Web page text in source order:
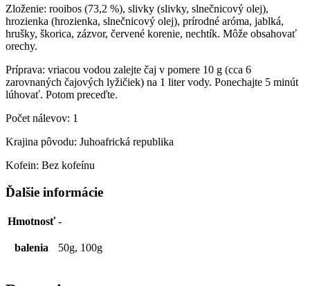
Zloženie: rooibos (73,2 %), slivky (slivky, slnečnicový olej),
hrozienka (hrozienka, slnečnicový olej), prírodné aróma, jablká,
hrušky, škorica, zázvor, červené korenie, nechtík. Môže obsahovať
orechy.
Príprava: vriacou vodou zalejte čaj v pomere 10 g (cca 6
zarovnaných čajových lyžičiek) na 1 liter vody. Ponechajte 5 minút
lúhovať. Potom preceďte.
Počet nálevov: 1
Krajina pôvodu: Juhoafrická republika
Kofein: Bez kofeínu
Ďalšie informácie
Hmotnosť -
balenia 50g, 100g